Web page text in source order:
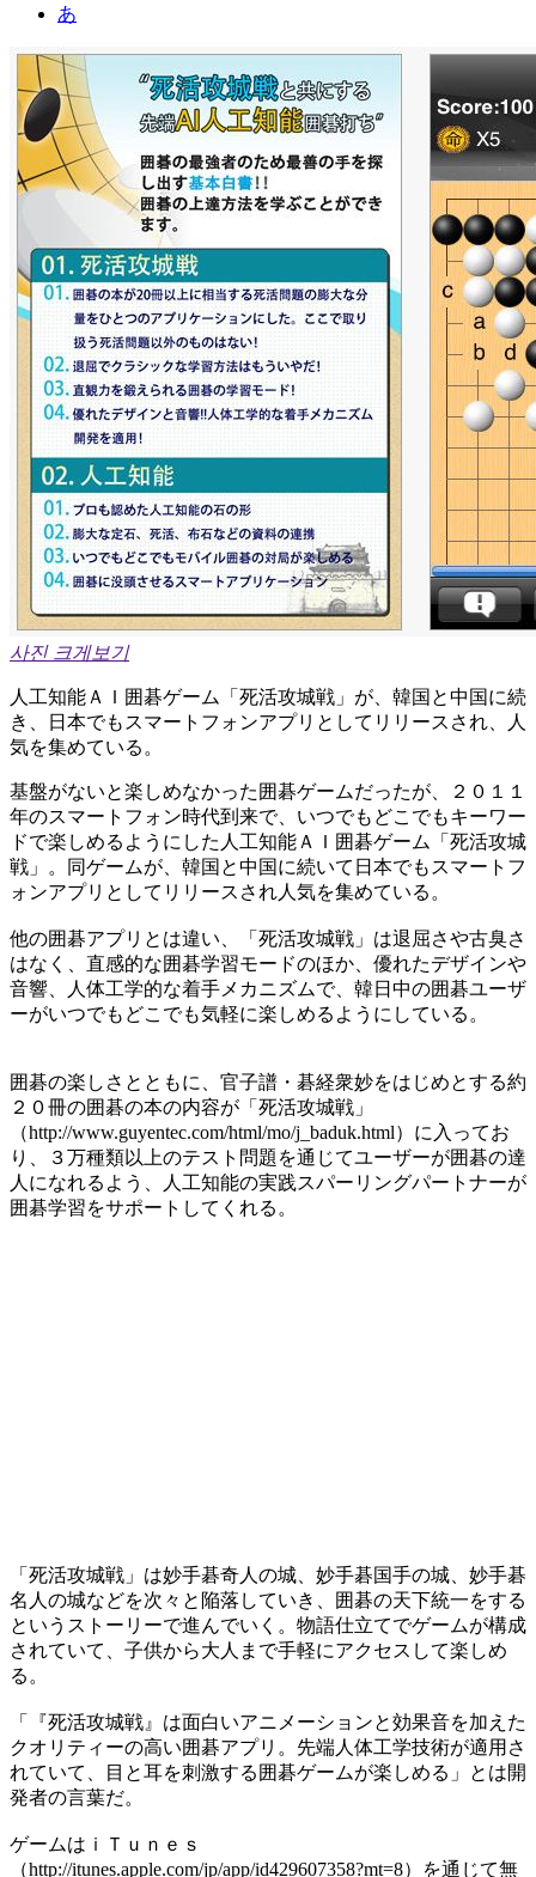
あ
사진 크게보기
人工知能ＡＩ囲碁ゲーム「死活攻城戦」が、韓国と中国に続
き、日本でもスマートフォンアプリとしてリリースされ、人
気を集めている。
基盤がないと楽しめなかった囲碁ゲームだったが、２０１１
年のスマートフォン時代到来で、いつでもどこでもキーワー
ドで楽しめるようにした人工知能ＡＩ囲碁ゲーム「死活攻城
戦」。同ゲームが、韓国と中国に続いて日本でもスマートフ
ォンアプリとしてリリースされ人気を集めている。
他の囲碁アプリとは違い、「死活攻城戦」は退屈さや古臭さ
はなく、直感的な囲碁学習モードのほか、優れたデザインや
音響、人体工学的な着手メカニズムで、韓日中の囲碁ユーザ
ーがいつでもどこでも気軽に楽しめるようにしている。
囲碁の楽しさとともに、官子譜・碁経衆妙をはじめとする約
２０冊の囲碁の本の内容が「死活攻城戦」
（http://www.guyentec.com/html/mo/j_baduk.html）に入ってお
り、３万種類以上のテスト問題を通じてユーザーが囲碁の達
人になれるよう、人工知能の実践スパーリングパートナーが
囲碁学習をサポートしてくれる。
「死活攻城戦」は妙手碁奇人の城、妙手碁国手の城、妙手碁
名人の城などを次々と陥落していき、囲碁の天下統一をする
というストーリーで進んでいく。物語仕立てでゲームが構成
されていて、子供から大人まで手軽にアクセスして楽しめ
る。
「『死活攻城戦』は面白いアニメーションと効果音を加えた
クオリティーの高い囲碁アプリ。先端人体工学技術が適用さ
れていて、目と耳を刺激する囲碁ゲームが楽しめる」とは開
発者の言葉だ。
ゲームはｉＴｕｎｅｓ
（http://itunes.apple.com/jp/app/id429607358?mt=8）を通じて無